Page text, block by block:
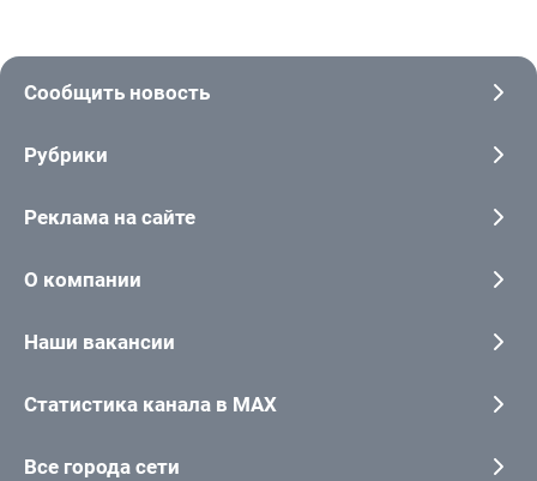
Сообщить новость
Рубрики
Реклама на сайте
О компании
Наши вакансии
Статистика канала в MAX
Все города сети